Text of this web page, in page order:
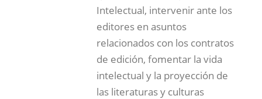
Intelectual, intervenir ante los
editores en asuntos
relacionados con los contratos
de edición, fomentar la vida
intelectual y la proyección de
las literaturas y culturas